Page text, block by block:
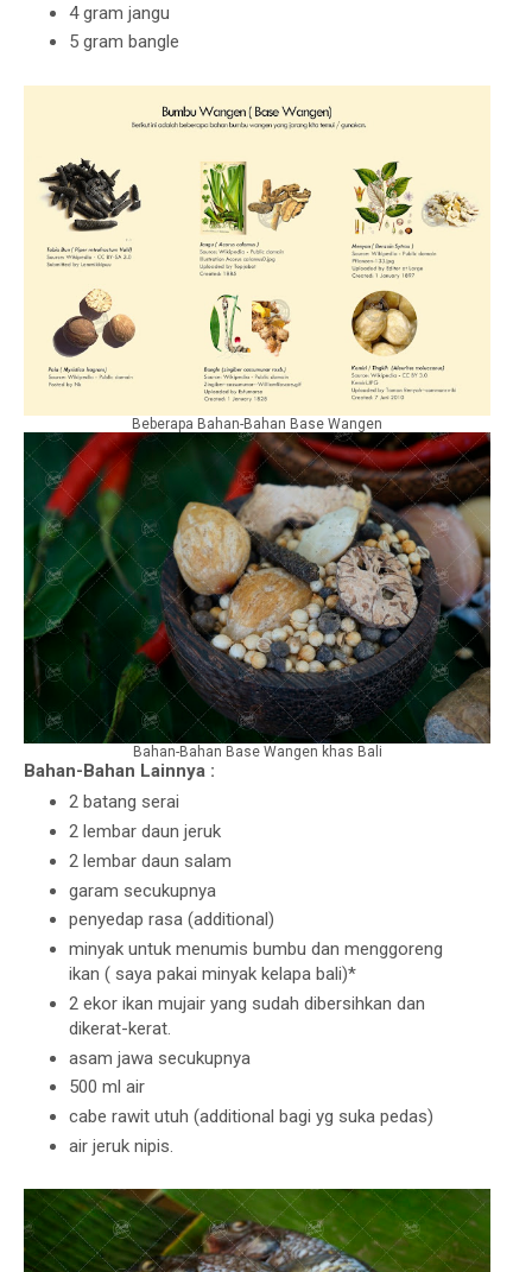
4 gram jangu
5 gram bangle
Beberapa Bahan-Bahan Base Wangen
Bahan-Bahan Base Wangen khas Bali
Bahan-Bahan Lainnya :
2 batang serai
2 lembar daun jeruk
2 lembar daun salam
garam secukupnya
penyedap rasa (additional)
minyak untuk menumis bumbu dan menggoreng
ikan ( saya pakai minyak kelapa bali)*
2 ekor ikan mujair yang sudah dibersihkan dan
dikerat-kerat.
asam jawa secukupnya
500 ml air
cabe rawit utuh (additional bagi yg suka pedas)
air jeruk nipis.